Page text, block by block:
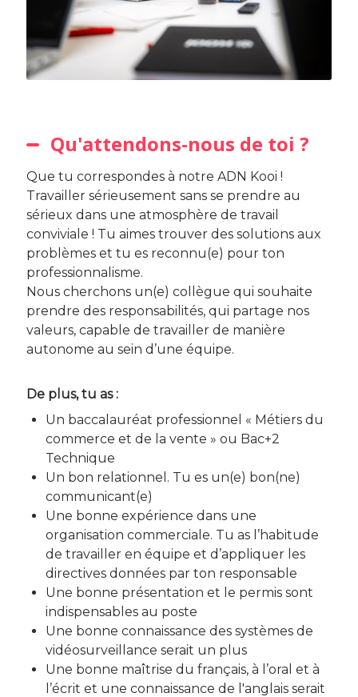
Qu'attendons-nous de toi ?
Que tu correspondes à notre ADN Kooi !
Travailler sérieusement sans se prendre au
sérieux dans une atmosphère de travail
conviviale ! Tu aimes trouver des solutions aux
problèmes et tu es reconnu(e) pour ton
professionnalisme.
Nous cherchons un(e) collègue qui souhaite
prendre des responsabilités, qui partage nos
valeurs, capable de travailler de manière
autonome au sein d’une équipe.
De plus, tu as :
Un baccalauréat professionnel « Métiers du
commerce et de la vente » ou Bac+2
Technique
Un bon relationnel. Tu es un(e) bon(ne)
communicant(e)
Une bonne expérience dans une
organisation commerciale. Tu as l’habitude
de travailler en équipe et d’appliquer les
directives données par ton responsable
Une bonne présentation et le permis sont
indispensables au poste
Une bonne connaissance des systèmes de
vidéosurveillance serait un plus
Une bonne maîtrise du français, à l’oral et à
l’écrit et une connaissance de l'anglais serait